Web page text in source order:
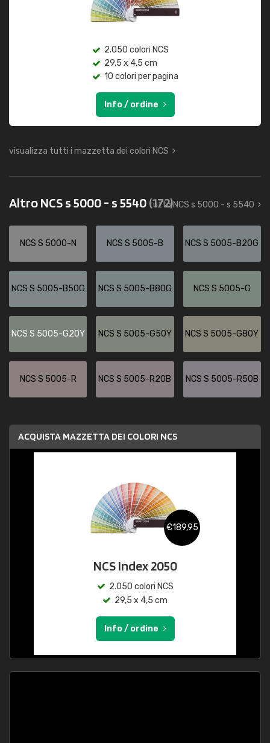
2.050 colori NCS
29,5 x 4,5 cm
10 colori per pagina
Info / ordine
visualizza tutti i mazzetta dei colori NCS
Altro NCS s 5000 - s 5540(172)
tutto NCS s 5000 - s 5540
NCS S 5000-N NCS S 5005-B NCS S 5005-B20G
NCS S 5005-B50G NCS S 5005-B80G NCS S 5005-G
NCS S 5005-G20Y NCS S 5005-G50Y NCS S 5005-G80Y
NCS S 5005-R NCS S 5005-R20B NCS S 5005-R50B
ACQUISTA MAZZETTA DEI COLORI NCS
€189,95
NCS Index 2050
2.050 colori NCS
29,5 x 4,5 cm
Info / ordine